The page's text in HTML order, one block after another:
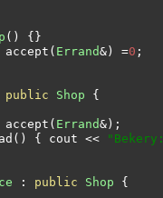
()
{}
accept ( Errand&) =0 ;
public Shop
{
accept ( Errand&);
() { cout <<
: public Shop
{